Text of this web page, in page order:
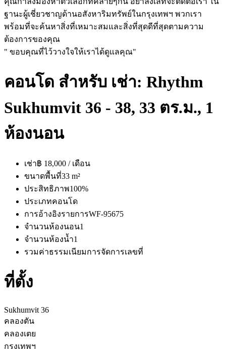
ฐานะผู้เชี่ยวชาญด้านอสังหาริมทรัพย์ในกรุงเทพฯ พวกเรา
พร้อมที่จะค้นหาสิ่งที่เหมาะสมและสิ่งที่สุดดีที่สุดตามความ
ต้องการของคุณ
" ขอบคุณที่ไว้วางใจให้เราได้ดูแลคุณ"
คอนโด สำหรับ เช่า: Rhythm
Sukhumvit 36 - 38, 33 ตร.ม., 1
ห้องนอน
เช่า฿ 18,000 / เดือน
ขนาดพื้นที่33 m²
ประสิทธิภาพ100%
ประเภทคอนโด
การอ้างอิงรายการWF-95675
จำนวนห้องนอน1
จำนวนห้องน้ำ1
รวมค่าธรรมเนียมการจัดการเลขที่
ที่ตั้ง
Sukhumvit 36
คลองตัน
คลองเตย
กรุงเทพฯ